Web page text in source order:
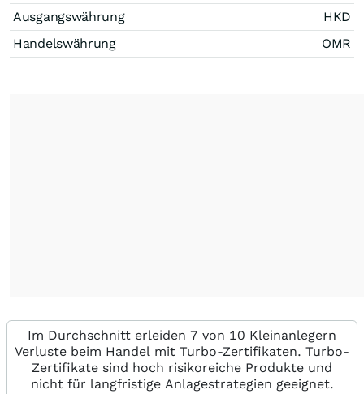
Ausgangswährung
HKD
Handelswährung
OMR
Im Durchschnitt erleiden 7 von 10 Kleinanlegern
Verluste beim Handel mit Turbo-Zertifikaten. Turbo-
Zertifikate sind hoch risikoreiche Produkte und
nicht für langfristige Anlagestrategien geeignet.